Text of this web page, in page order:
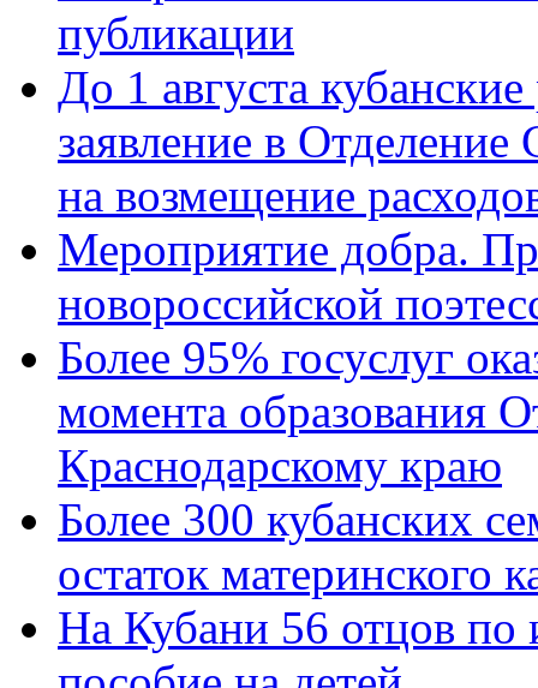
публикации
До 1 августа
заявление в
на возмещение
Мероприятие добра.
новороссийской
Более 95% госуслуг
момента образования
Краснодарскому краю
Более 300 кубанских
остаток материнского
На Кубани 56 отцов по